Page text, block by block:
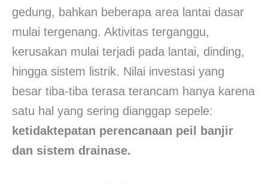
gedung, bahkan beberapa area lantai dasar
mulai tergenang. Aktivitas terganggu,
kerusakan mulai terjadi pada lantai, dinding,
hingga sistem listrik. Nilai investasi yang
besar tiba-tiba terasa terancam hanya karena
satu hal yang sering dianggap sepele:
ketidaktepatan perencanaan peil banjir
dan sistem drainase.